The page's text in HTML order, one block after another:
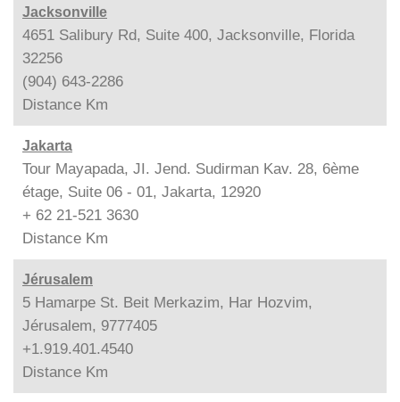
Jacksonville
4651 Salibury Rd, Suite 400, Jacksonville, Florida
32256
(904) 643-2286
Distance Km
Jakarta
Tour Mayapada, JI. Jend. Sudirman Kav. 28, 6ème
étage, Suite 06 - 01, Jakarta, 12920
+ 62 21-521 3630
Distance Km
Jérusalem
5 Hamarpe St. Beit Merkazim, Har Hozvim,
Jérusalem, 9777405
+1.919.401.4540
Distance Km